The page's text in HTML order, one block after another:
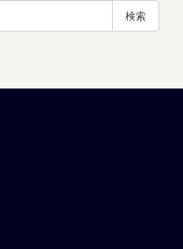
検索